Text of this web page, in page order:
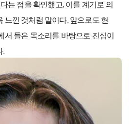
는 점을 확인했고, 이를 계기로 의
느낀 것처럼 말이다. 앞으로도 현
서 들은 목소리를 바탕으로 진심이
.